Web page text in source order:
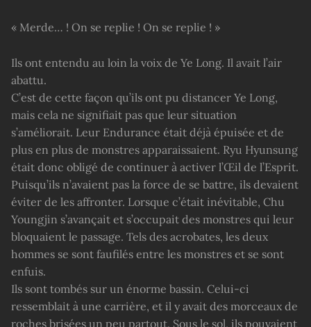
« Merde… ! On se replie ! On se replie ! »
Ils ont entendu au loin la voix de Ye Long. Il avait l’air
abattu.
C’est de cette façon qu’ils ont pu distancer Ye Long,
mais cela ne signifiait pas que leur situation
s’améliorait. Leur Endurance était déjà épuisée et de
plus en plus de monstres apparaissaient. Ryu Hyunsung
était donc obligé de continuer à activer l’Œil de l’Esprit.
Puisqu’ils n’avaient pas la force de se battre, ils devaient
éviter de les affronter. Lorsque c’était inévitable, Chu
Youngjin s’avançait et s’occupait des monstres qui leur
bloquaient le passage. Tels des acrobates, les deux
hommes se sont faufilés entre les monstres et se sont
enfuis.
Ils sont tombés sur un énorme bassin. Celui-ci
ressemblait à une carrière, et il y avait des morceaux de
roches brisées un peu partout. Sous le sol, ils pouvaient